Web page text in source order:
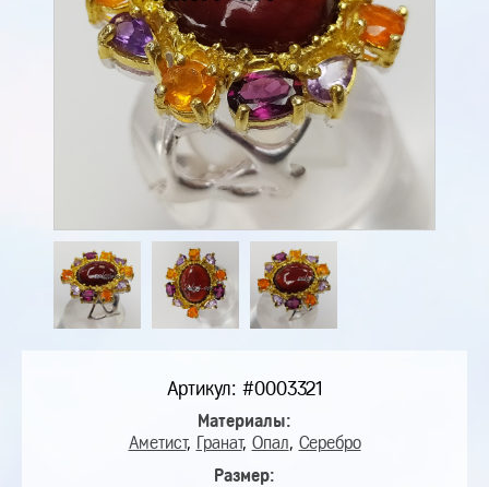
Артикул: #0003321
Материалы:
Аметист, Гранат, Опал, Серебро
Размер: